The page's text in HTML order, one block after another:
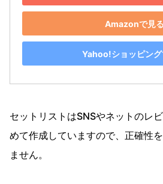
Amazonで見る
Yahoo!ショッピング
セットリストはSNSやネットのレ
めて作成していますので、正確性
ません。